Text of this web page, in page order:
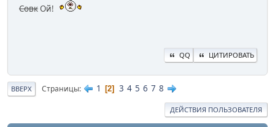
СовкОй!
QQ ЦИТИРОВАТЬ
ВВЕРХ Страницы 1 2 3 4 5 6 7 8
ДЕЙСТВИЯ ПОЛЬЗОВАТЕЛЯ